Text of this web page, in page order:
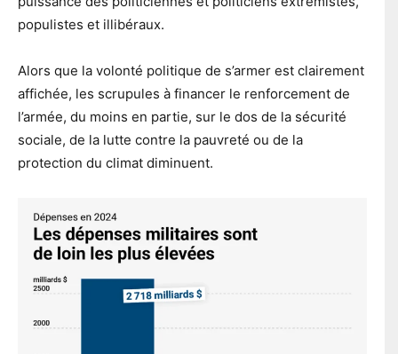
populistes et illibéraux.
Alors que la volonté politique de s’armer est clairement
affichée, les scrupules à financer le renforcement de
l’armée, du moins en partie, sur le dos de la sécurité
sociale, de la lutte contre la pauvreté ou de la
protection du climat diminuent.